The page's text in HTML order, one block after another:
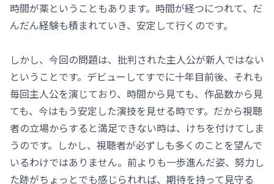
時間が薬ということもあります。時間が経つにつれて、だ
んだん経験も積まれていき、安定して行くのです。
しかし、今回の問題は、批判された主人公が新人ではない
ということです。デビューしてすでに十年目前後、それも
毎回主人公を演じており、時間から見ても、作品数から見
ても、今はもう安定した演技を見せる時です。だから視聴
者の立場からすると満足できない時は、けちを付けてしま
うのです。しかし、視聴者が必ずしも多くのことを望んで
いるわけではありません。前よりも一歩進んだ姿、努力し
た跡がちょっとでも感じられれば、期待を持って見守る